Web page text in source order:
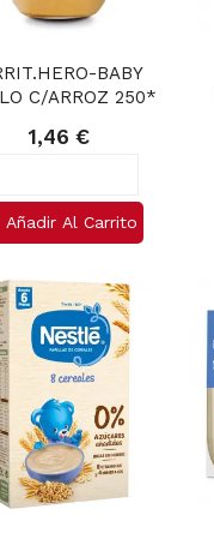
BABY
C/ARROZ 250*
1,46 €
Añadir Al Carrito